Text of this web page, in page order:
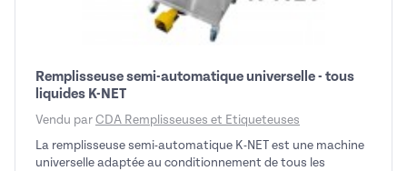
Remplisseuse semi-automatique universelle - tous
liquides K-NET
Vendu par CDA Remplisseuses et Etiqueteuses
La remplisseuse semi-automatique K-NET est une machine
universelle adaptée au conditionnement de tous les